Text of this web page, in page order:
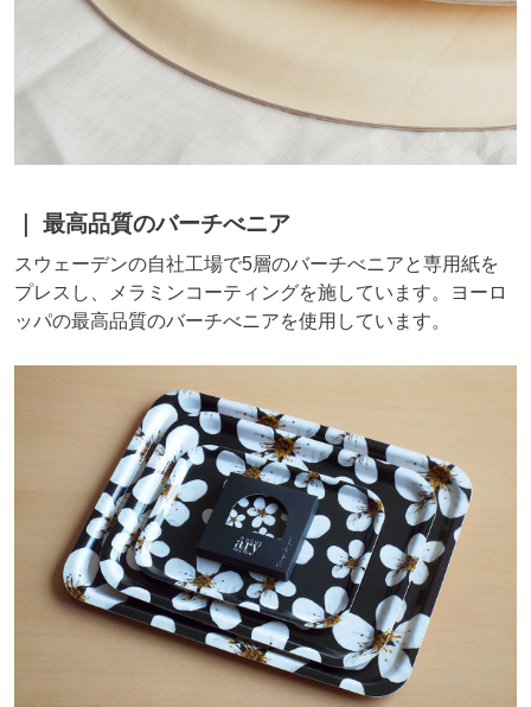
最高品質のバーチべニア
スウェーデンの自社工場で5層のバーチべニアと専用紙を
プレスし、メラミンコーティングを施しています。ヨーロ
ッパの最高品質のバーチべニアを使用しています。